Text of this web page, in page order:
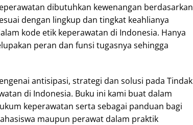
dibutuhkan kewenangan berdasarkan
dengan lingkup dan tingkat keahlianya
kode etik keperawatan di Indonesia. Hanya
peran dan funsi tugasnya sehingga
antisipasi, strategi dan solusi pada Tindak
di Indonesia. Buku ini kami buat dalam
keperawatan serta sebagai panduan bagi
maupun perawat dalam praktik